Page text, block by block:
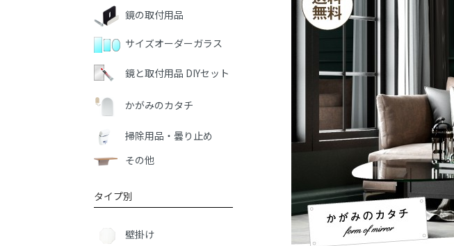
鏡の取付用品
サイズオーダーガラス
鏡と取付用品 DIYセット
かがみのカタチ
掃除用品・曇り止め
その他
タイプ別
壁掛け